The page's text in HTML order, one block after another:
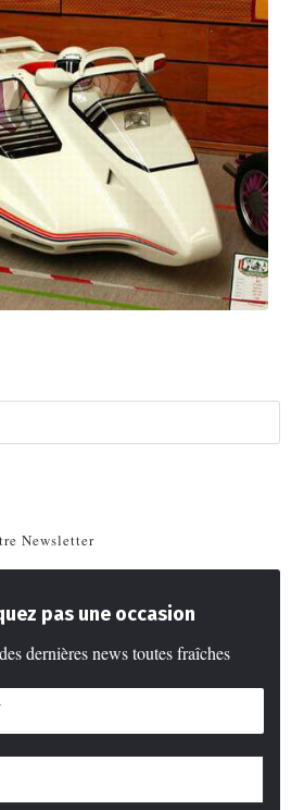
Newsletter
pas une occasion
dernières news toutes fraîches